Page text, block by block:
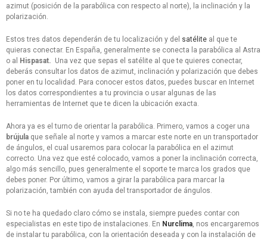
azimut (posición de la parabólica con respecto al norte), la inclinación y la
polarización.
Estos tres datos dependerán de tu localización y del satélite al que te
quieras conectar. En España, generalmente se conecta la parabólica al Astra
o al Hispasat.
Una vez que sepas el satélite al que te quieres conectar,
deberás consultar los datos de azimut, inclinación y polarización que debes
poner en tu localidad. Para conocer estos datos, puedes buscar en Internet
los datos correspondientes a tu provincia o usar algunas de las
herramientas de Internet que te dicen la ubicación exacta.
Ahora ya es el turno de orientar la parabólica. Primero, vamos a coger una
brújula que señale al norte y vamos a marcar este norte en un transportador
de ángulos, el cual usaremos para colocar la parabólica en el azimut
correcto. Una vez que esté colocado, vamos a poner la inclinación correcta,
algo más sencillo, pues generalmente el soporte te marca los grados que
debes poner. Por último, vamos a girar la parabólica para marcar la
polarización, también con ayuda del transportador de ángulos.
Si no te ha quedado claro cómo se instala, siempre puedes contar con
especialistas en este tipo de instalaciones. En Nurclima , nos encargaremos
de instalar tu parabólica, con la orientación deseada y con la instalación de